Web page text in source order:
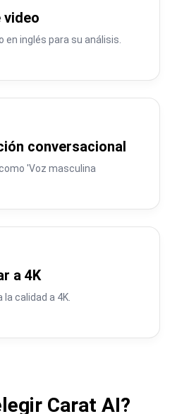
video
en inglés para su análisis.
conversacional
'Voz masculina
a 4K
calidad a 4K.
Carat AI?